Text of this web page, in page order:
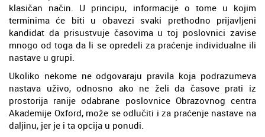
klasičan način. U principu, informacije o tome u kojim
terminima će biti u obavezi svaki prethodno prijavljeni
kandidat da prisustvuje časovima u toj poslovnici zavise
mnogo od toga da li se opredeli za praćenje individualne ili
nastave u grupi.
Ukoliko nekome ne odgovaraju pravila koja podrazumeva
nastava uživo, odnosno ako ne želi da časove prati iz
prostorija ranije odabrane poslovnice Obrazovnog centra
Akademije Oxford, može se odlučiti i za praćenje nastave na
daljinu, jer je i ta opcija u ponudi.